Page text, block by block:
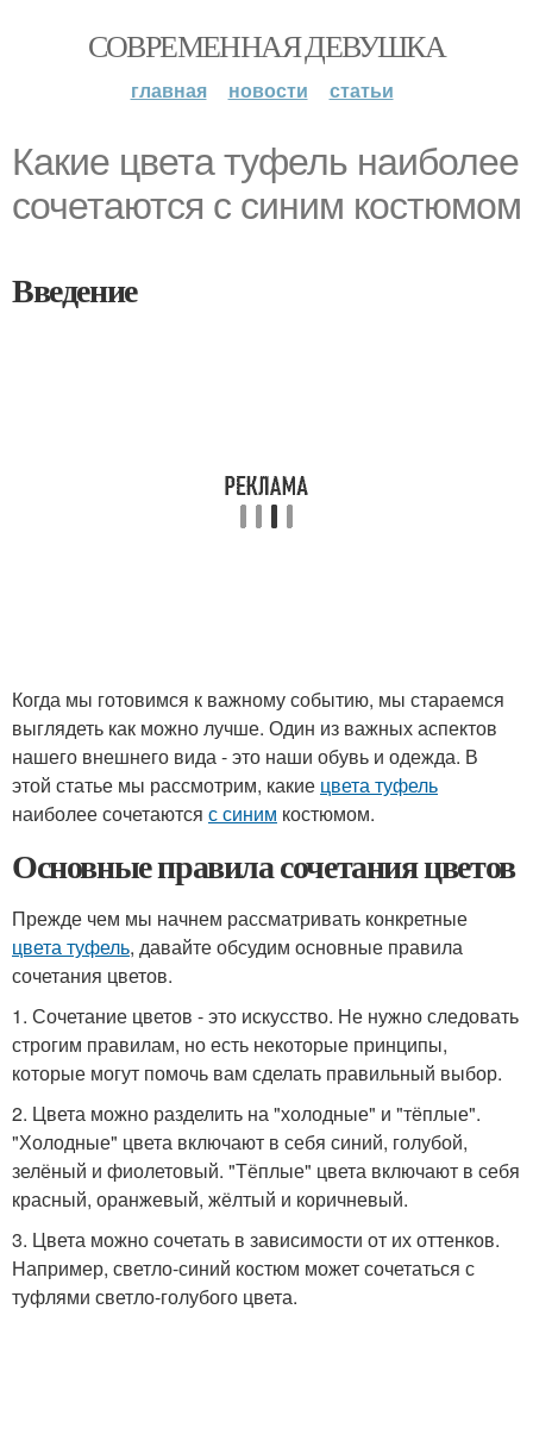
СОВРЕМЕННАЯ ДЕВУШКА
главная новости статьи
Какие цвета туфель наиболее
сочетаются с синим костюмом
Введение
Когда мы готовимся к важному событию, мы стараемся
выглядеть как можно лучше. Один из важных аспектов
нашего внешнего вида - это наши обувь и одежда. В
этой статье мы рассмотрим, какие цвета туфель
наиболее сочетаются с синим костюмом.
Основные правила сочетания цветов
Прежде чем мы начнем рассматривать конкретные
цвета туфель, давайте обсудим основные правила
сочетания цветов.
1. Сочетание цветов - это искусство. Не нужно следовать
строгим правилам, но есть некоторые принципы,
которые могут помочь вам сделать правильный выбор.
2. Цвета можно разделить на "холодные" и "тёплые".
"Холодные" цвета включают в себя синий, голубой,
зелёный и фиолетовый. "Тёплые" цвета включают в себя
красный, оранжевый, жёлтый и коричневый.
3. Цвета можно сочетать в зависимости от их оттенков.
Например, светло-синий костюм может сочетаться с
туфлями светло-голубого цвета.